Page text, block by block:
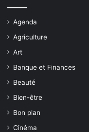
Agenda
Agriculture
Art
Banque et Finances
Beauté
Bien-être
Bon plan
Cinéma